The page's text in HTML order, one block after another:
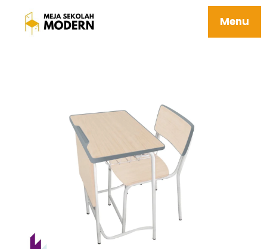
Menu
Meja Sekolah Tk Mudah Perawatan
Ergonomis Kuat 18 Elgon